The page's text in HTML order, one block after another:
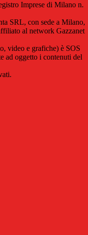
Imprese di Milano n.
SRL, con sede a Milano,
al network Gazzanet
video e grafiche) è SOS
ad oggetto i contenuti del